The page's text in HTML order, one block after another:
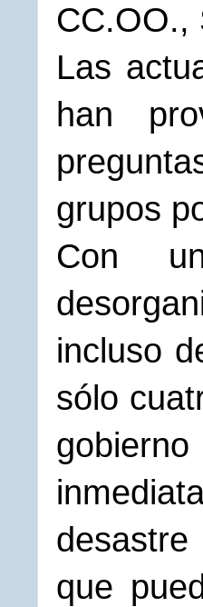
CC.OO.,
Las
han
grupos
Con
incluso
sólo
que